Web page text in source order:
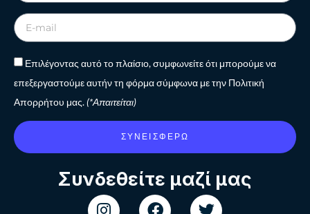
Επιλέγοντας αυτό το πλαίσιο, συμφωνείτε ότι μπορούμε να
επεξεργαστούμε αυτήν τη φόρμα σύμφωνα με την Πολιτική
Απορρήτου μας.(*Απαιτείται)
ΣΥΝΕΙΣΦΈΡΩ
Συνδεθείτε μαζί μας